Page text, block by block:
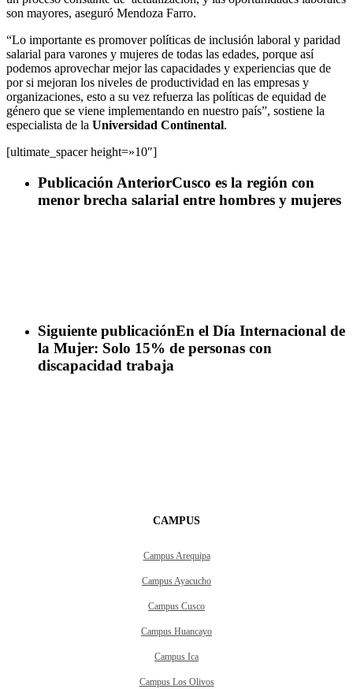
son mayores, aseguró Mendoza Farro.
“Lo importante es promover políticas de inclusión laboral y paridad
salarial para varones y mujeres de todas las edades, porque así
podemos aprovechar mejor las capacidades y experiencias que de
por si mejoran los niveles de productividad en las empresas y
organizaciones, esto a su vez refuerza las políticas de equidad de
género que se viene implementando en nuestro país”, sostiene la
especialista de la Universidad Continental.
[ultimate_spacer height=»10″]
Publicación AnteriorCusco es la región con
menor brecha salarial entre hombres y mujeres
Siguiente publicaciónEn el Día Internacional de
la Mujer: Solo 15% de personas con
discapacidad trabaja
CAMPUS
Campus Arequipa
Campus Ayacucho
Campus Cusco
Campus Huancayo
Campus Ica
Campus Los Olivos